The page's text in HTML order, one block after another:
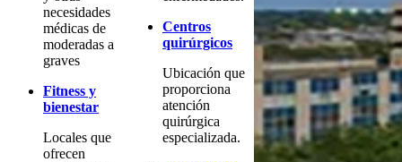
necesidades
médicas de
moderadas a
graves
Fitness y
bienestar
Locales que
ofrecen
Centros
quirúrgicos
Ubicación que
proporciona
atención
quirúrgica
especializada.